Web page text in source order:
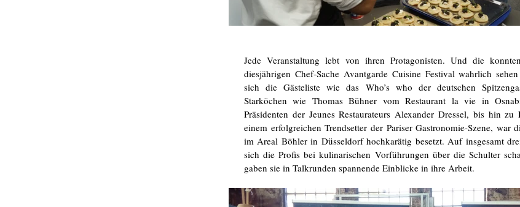
Jede Veranstaltung lebt von ihren Protagonisten. Und die
diesjährigen Chef-Sache Avantgarde Cuisine Festival wahrlich
sich die Gästeliste wie das Who’s who der deutschen
Starköchen wie Thomas Bühner vom Restaurant la vie in
Präsidenten der Jeunes Restaurateurs Alexander Dressel, bis hin zu
einem erfolgreichen Trendsetter der Pariser Gastronomie-Szene, war
im Areal Böhler in Düsseldorf hochkarätig besetzt. Auf insgesamt
sich die Profis bei kulinarischen Vorführungen über die Schulter
gaben sie in Talkrunden spannende Einblicke in ihre Arbeit.